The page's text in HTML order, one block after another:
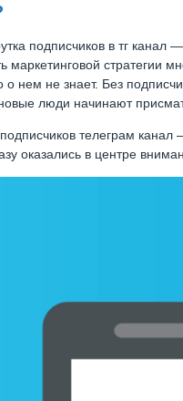
подписчиков в тг
маркетинговой стратегии
о нем не знает. Без
люди начинают
телеграм
оказались в центре